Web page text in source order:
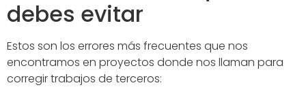
debes evitar
Estos son los errores más frecuentes que nos
encontramos en proyectos donde nos llaman para
corregir trabajos de terceros: